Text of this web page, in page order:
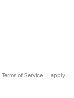
Terms of Service apply.